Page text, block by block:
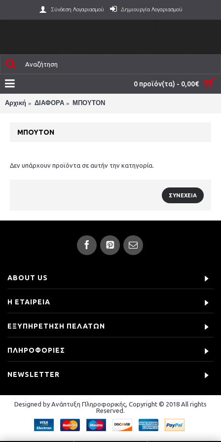
Σύνδεση Λογαριασμού Δημιουργία Λογαριασμού
0 προϊόν(τα) - 0,00€
Αρχική ΔΙΑΦΟΡΑ ΜΠΟΥΤΟΝ
ΜΠΟΥΤΟΝ
Δεν υπάρχουν προϊόντα σε αυτήν την κατηγορία.
ΣΥΝΈΧΕΙΑ
ABOUT US
Η ΕΤΑΙΡΕΙΑ
ΕΞΥΠΗΡΕΤΗΣΗ ΠΕΛΑΤΩΝ
ΠΛΗΡΟΦΟΡΙΕΣ
NEWSLETTER
Designed by Ανάπτυξη Πληροφορικής, Copyright © 2018 All rights
Reserved.